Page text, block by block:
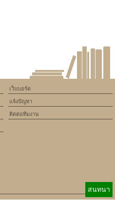
เว็บบอร์ด
แจ้งปัญหา
ติดต่อทีมงาน
สนทนา